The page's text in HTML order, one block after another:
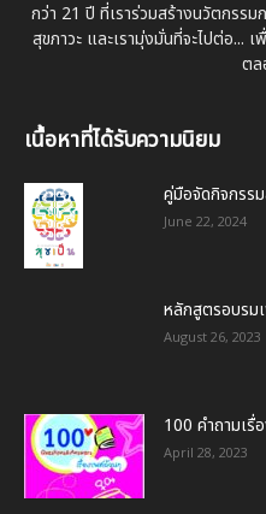
กว่า 21 ปี ที่เราร่วมสร้างนวัตกรร
สุขภาวะ และเรามุ่งมั่นที่จะไปต่อ...
ตล
เนื้อหาที่ได้รับความนิยม
คู่มือจัดกิจกรร
June 22, 2024
หลักสูตรอบรม
August 26, 2023
100 คำถามเรื่
April 28, 2023